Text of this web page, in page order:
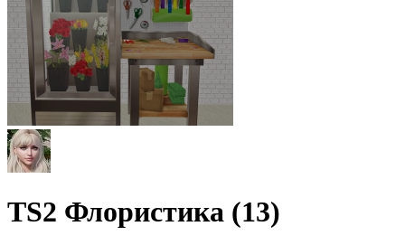
TS2 Флористика (13)